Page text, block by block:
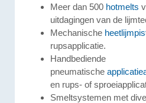
Meer dan 500 hotmelts
uitdagingen van de
Mechanische
rupsapplicatie.
Handbediende
pneumatische
en rups- of
Smeltsystemen met